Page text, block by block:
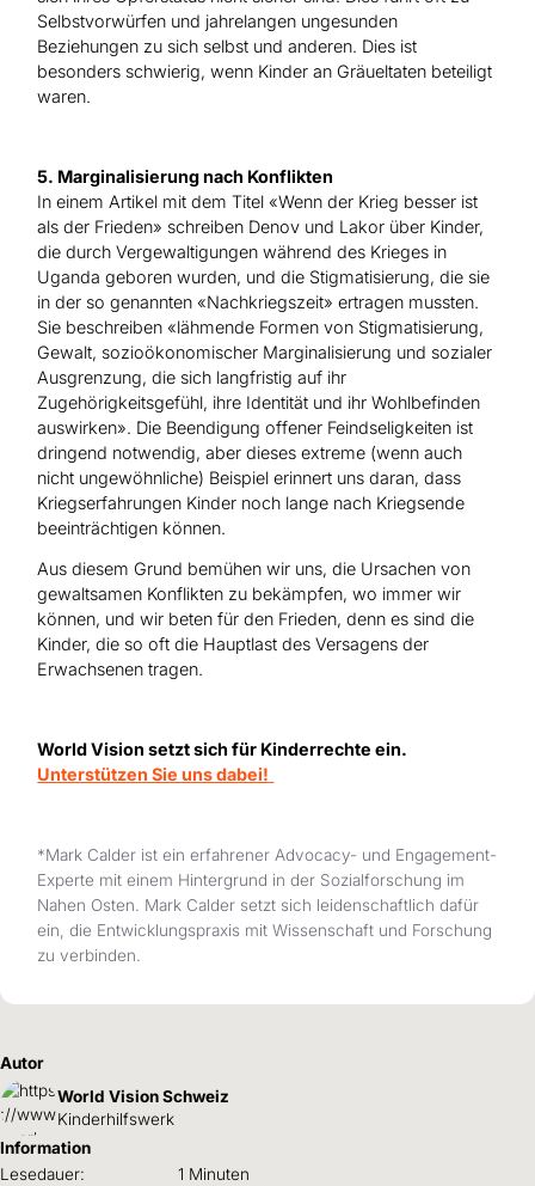
Selbstvorwürfen und jahrelangen ungesunden
Beziehungen zu sich selbst und anderen. Dies ist
besonders schwierig, wenn Kinder an Gräueltaten beteiligt
waren.
5. Marginalisierung nach Konflikten
In einem Artikel mit dem Titel «Wenn der Krieg besser ist
als der Frieden» schreiben Denov und Lakor über Kinder,
die durch Vergewaltigungen während des Krieges in
Uganda geboren wurden, und die Stigmatisierung, die sie
in der so genannten «Nachkriegszeit» ertragen mussten.
Sie beschreiben «lähmende Formen von Stigmatisierung,
Gewalt, sozioökonomischer Marginalisierung und sozialer
Ausgrenzung, die sich langfristig auf ihr
Zugehörigkeitsgefühl, ihre Identität und ihr Wohlbefinden
auswirken». Die Beendigung offener Feindseligkeiten ist
dringend notwendig, aber dieses extreme (wenn auch
nicht ungewöhnliche) Beispiel erinnert uns daran, dass
Kriegserfahrungen Kinder noch lange nach Kriegsende
beeinträchtigen können.
Aus diesem Grund bemühen wir uns, die Ursachen von
gewaltsamen Konflikten zu bekämpfen, wo immer wir
können, und wir beten für den Frieden, denn es sind die
Kinder, die so oft die Hauptlast des Versagens der
Erwachsenen tragen.
World Vision setzt sich für Kinderrechte ein.
Unterstützen Sie uns dabei!
*Mark Calder ist ein erfahrener Advocacy- und Engagement-
Experte mit einem Hintergrund in der Sozialforschung im
Nahen Osten. Mark Calder setzt sich leidenschaftlich dafür
ein, die Entwicklungspraxis mit Wissenschaft und Forschung
zu verbinden.
Autor
World Vision Schweiz
Kinderhilfswerk
Information
Lesedauer:
1 Minuten